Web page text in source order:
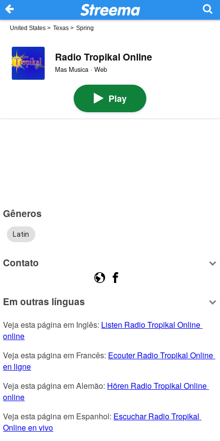
United States > Texas > Spring
Radio Tropikal Online
Mas Musica · Web
Play
Gêneros
Latin
Contato
Em outras línguas
Veja esta página em Inglês: Listen Radio Tropikal Online
online
Veja esta página em Francês: Ecouter Radio Tropikal Online
en ligne
Veja esta página em Alemão: Hören Radio Tropikal Online
online
Veja esta página em Espanhol: Escuchar Radio Tropikal
Online en vivo